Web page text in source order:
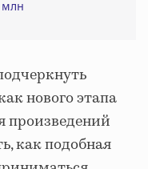
млн
нового этапа
произведений
как подобная